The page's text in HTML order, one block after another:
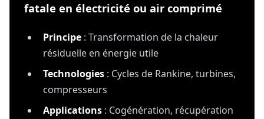
fatale en électricité ou air comprimé
Principe : Transformation de la chaleur
résiduelle en énergie utile
Technologies : Cycles de Rankine, turbines,
compresseurs
Applications : Cogénération, récupération